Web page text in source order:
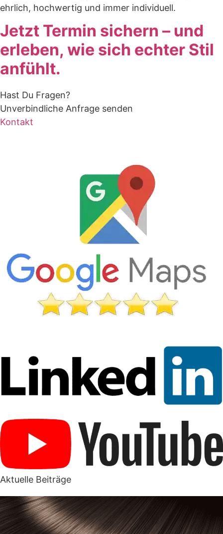
ehrlich, hochwertig und immer individuell.
Jetzt Termin sichern – und
erleben, wie sich echter Stil
anfühlt.
Hast Du Fragen?
Unverbindliche Anfrage senden
Kontakt
Aktuelle Beiträge